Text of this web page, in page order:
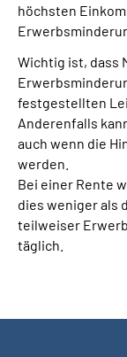
höchsten
Wichtig ist, dass
festgestellten
Anderenfalls
auch wenn die
werden.
Bei einer Rente
dies weniger als
teilweiser
täglich.